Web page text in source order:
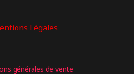
Légales
générales de vente
chocs AR TO 0312.00A